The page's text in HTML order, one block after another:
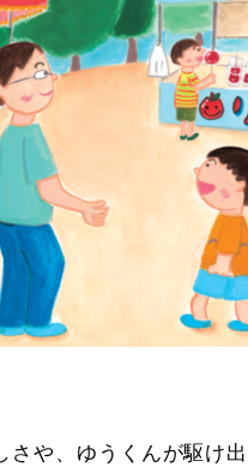
さや、ゆうくんが駆け出